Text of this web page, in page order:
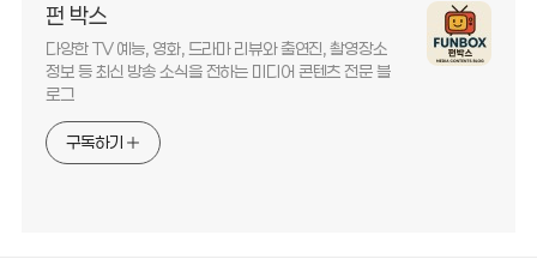
펀 박스
다양한 TV 예능, 영화, 드라마 리뷰와 출연진, 촬영장소
정보 등 최신 방송 소식을 전하는 미디어 콘텐츠 전문 블
로그
구독하기